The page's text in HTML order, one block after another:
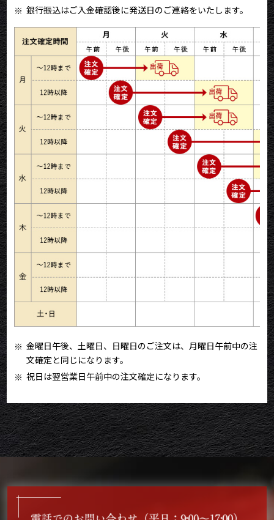
銀行振込はご入金確認後に発送日のご連絡をいたします。
金曜日午後、土曜日、日曜日のご注文は、月曜日午前中の注
文確定と同じになります。
祝日は翌営業日午前中の注文確定になります。